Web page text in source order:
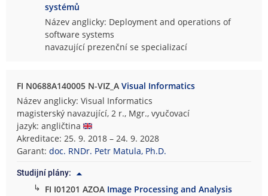
systémů
Název anglicky: Deployment and operations of
software systems
navazující prezenční se specializací
FI N0688A140005 N-VIZ_AVisual Informatics
Název anglicky: Visual Informatics
magisterský navazující, 2 r., Mgr., vyučovací
jazyk: angličtina
Akreditace: 25. 9. 2018 – 24. 9. 2028
Garant:doc. RNDr. Petr Matula, Ph.D.
Studijní plány:
↳ FI I01201 AZOA Image Processing and Analysis